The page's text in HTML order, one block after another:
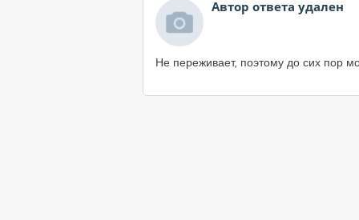
Автор ответа удален
Не переживает, поэтому до сих пор